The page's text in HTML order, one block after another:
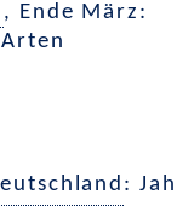
, Ende März:
: